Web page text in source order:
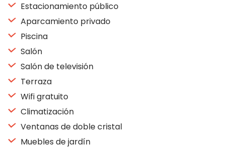
Estacionamiento público
Aparcamiento privado
Piscina
Salón
Salón de televisión
Terraza
Wifi gratuito
Climatización
Ventanas de doble cristal
Muebles de jardín